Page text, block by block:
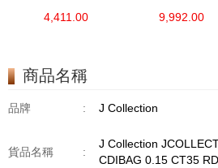
RDDI 0.48 CT18KR
4,411.00
RDDI 1.34
9,992.00
商品名稱
品牌 : J Collection
貨品名稱 :
J Collection
CDIBAG 0.15 CT35